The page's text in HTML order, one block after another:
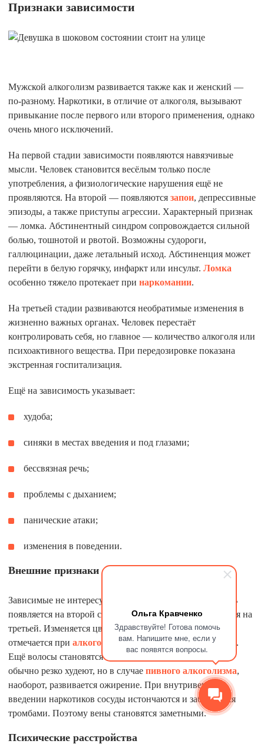
Ольга Кравченко
Здравствуйте! Готова помочь
вам. Напишите мне, если у
вас появятся вопросы.
Признаки зависимости
Мужской алкоголизм развивается также как и женский —
по-разному. Наркотики, в отличие от алкоголя, вызывают
привыкание после первого или второго применения, однако
очень много исключений.
На первой стадии зависимости появляются навязчивые
мысли. Человек становится весёлым только после
употребления, а физиологические нарушения ещё не
проявляются. На второй — появляются запои, депрессивные
эпизоды, а также приступы агрессии. Характерный признак
— ломка. Абстинентный синдром сопровождается сильной
болью, тошнотой и рвотой. Возможны судороги,
галлюцинации, даже летальный исход. Абстиненция может
перейти в белую горячку, инфаркт или инсульт. Ломка
особенно тяжело протекает при наркомании.
На третьей стадии развиваются необратимые изменения в
жизненно важных органах. Человек перестаёт
контролировать себя, но главное — количество алкоголя или
психоактивного вещества. При передозировке показана
экстренная госпитализация.
Ещё на зависимость указывает:
худоба;
синяки в местах введения и под глазами;
бессвязная речь;
проблемы с дыханием;
панические атаки;
изменения в поведении.
Внешние признаки
Зависимые не интересуются внешностью. Неопрятность
появляется на второй стадии, но выраженной становится на
третьей. Изменяется цвет кожи: желтоватый оттенок
отмечается при алкоголизме, серый — при наркомании.
Ещё волосы становятся ломкими или выпадают. Люди
обычно резко худеют, но в случае пивного алкоголизма,
наоборот, развивается ожирение. При внутривенном
введении наркотиков сосуды истончаются и забиваются
тромбами. Поэтому вены становятся заметными.
Психические расстройства